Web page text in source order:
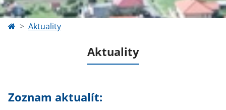
Aktuality
Aktuality
Zoznam aktualít: